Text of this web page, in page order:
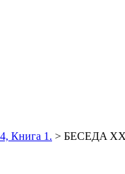
Книга 1. > БЕСЕДA